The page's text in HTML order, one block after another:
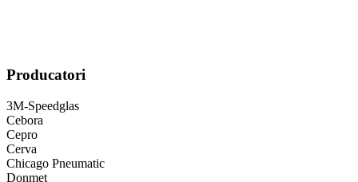
Producatori
3M-Speedglas
Cebora
Cepro
Cerva
Chicago Pneumatic
Donmet